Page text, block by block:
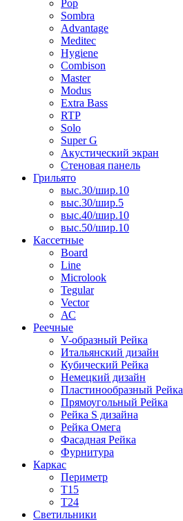
Pop
Sombra
Advantage
Meditec
Hygiene
Combison
Master
Modus
Extra Bass
RTP
Solo
Super G
Акустический экран
Стеновая панель
Грильято
выс.30/шир.10
выс.30/шир.5
выс.40/шир.10
выс.50/шир.10
Кассетные
Board
Line
Microlook
Tegular
Vector
АС
Реечные
V-образный Рейка
Итальянский дизайн
Кубический Рейка
Немецкий дизайн
Пластинообразный Рейка
Прямоугольный Рейка
Рейка S дизайна
Рейка Омега
Фасадная Рейка
Фурнитура
Каркас
Периметр
Т15
Т24
Светильники